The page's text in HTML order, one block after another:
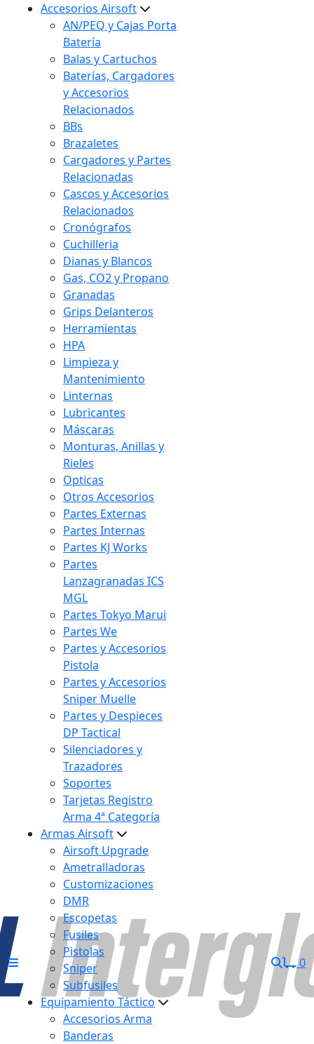
Accesorios Airsoft
AN/PEQ y Cajas Porta
Batería
Balas y Cartuchos
Baterías, Cargadores
y Accesorios
Relacionados
BBs
Brazaletes
Cargadores y Partes
Relacionadas
Cascos y Accesorios
Relacionados
Cronógrafos
Cuchilleria
Dianas y Blancos
Gas, CO2 y Propano
Granadas
Grips Delanteros
Herramientas
HPA
Limpieza y
Mantenimiento
Linternas
Lubricantes
Máscaras
Monturas, Anillas y
Rieles
Opticas
Otros Accesorios
Partes Externas
Partes Internas
Partes KJ Works
Partes
Lanzagranadas ICS
MGL
Partes Tokyo Marui
Partes We
Partes y Accesorios
Pistola
Partes y Accesorios
Sniper Muelle
Partes y Despieces
DP Tactical
Silenciadores y
Trazadores
Soportes
Tarjetas Registro
Arma 4ª Categoría
Armas Airsoft
Airsoft Upgrade
Ametralladoras
Customizaciones
DMR
Escopetas
Fusiles
Pistolas
Sniper
Subfusiles
Equipamiento Táctico
Accesorios Arma
Banderas
0